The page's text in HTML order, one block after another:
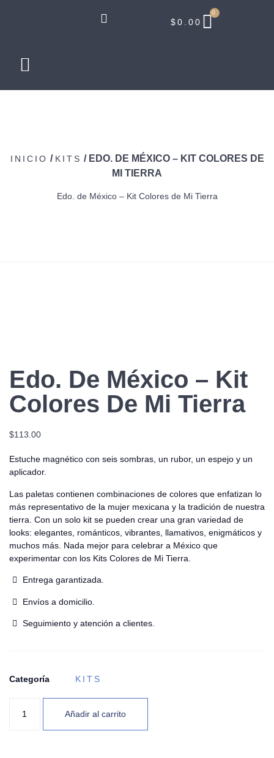
$0.00
0
INICIO / KITS / EDO. DE MÉXICO – KIT COLORES DE
MI TIERRA
Edo. de México – Kit Colores de Mi Tierra
Edo. De México – Kit
Colores De Mi Tierra
$113.00
Estuche magnético con seis sombras, un rubor, un espejo y un
aplicador.
Las paletas contienen combinaciones de colores que enfatizan lo
más representativo de la mujer mexicana y la tradición de nuestra
tierra. Con un solo kit se pueden crear una gran variedad de
looks: elegantes, románticos, vibrantes, llamativos, enigmáticos y
muchos más. Nada mejor para celebrar a México que
experimentar con los Kits Colores de Mi Tierra.
Entrega garantizada.
Envíos a domicilio.
Seguimiento y atención a clientes.
Categoría KITS
Añadir al carrito